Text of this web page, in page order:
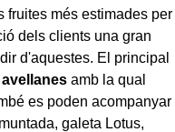
fruites més estimades per
dels clients una gran
d'aquestes. El principal
amb la qual
es poden acompanyar
galeta Lotus,